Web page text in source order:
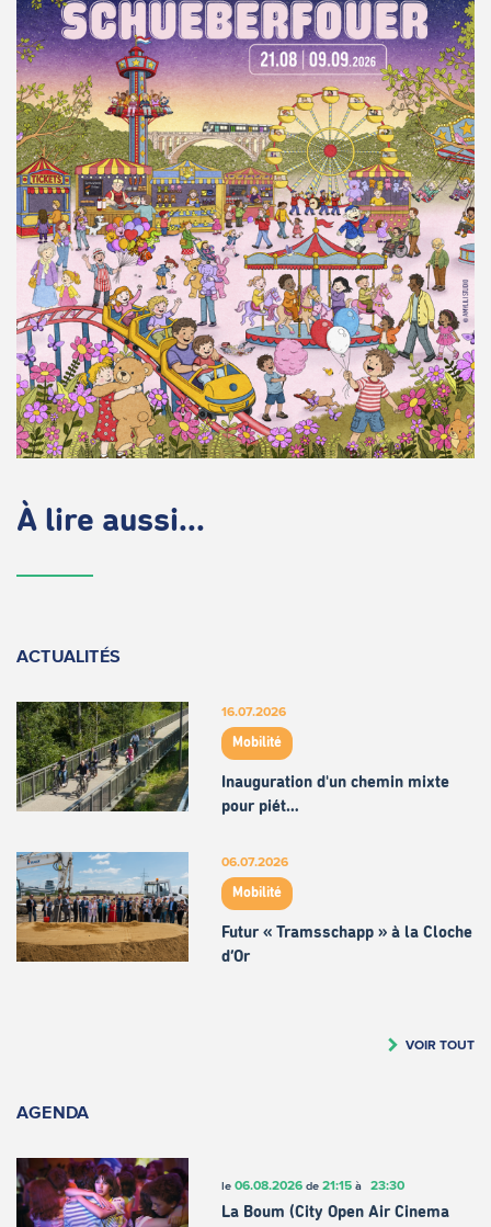
À lire aussi...
ACTUALITÉS
16.07.2026
Mobilité
Inauguration d'un chemin mixte
pour piét…
06.07.2026
Mobilité
Futur « Tramsschapp » à la Cloche
d’Or
VOIR TOUT
AGENDA
le 06.08.2026de 21:15à 23:30
La Boum (City Open Air Cinema